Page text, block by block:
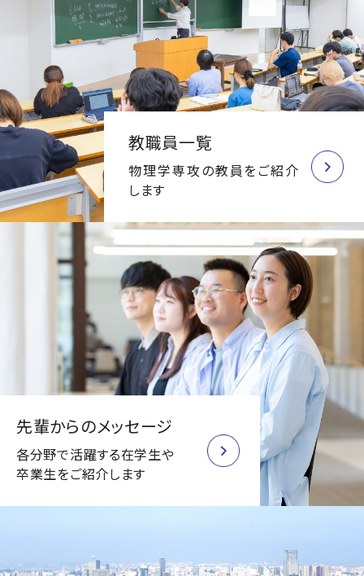
教職員一覧
物理学専攻の教員をご紹介
します
先輩からのメッセージ
各分野で活躍する在学生や
卒業生をご紹介します